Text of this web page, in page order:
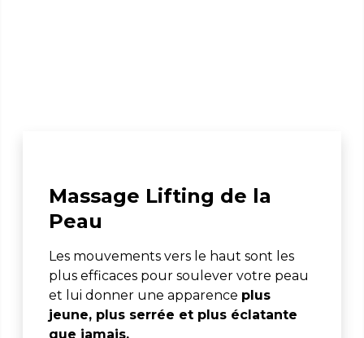
Massage Lifting de la
Peau
Les mouvements vers le haut sont les
plus efficaces pour soulever votre peau
et lui donner une apparence plus
jeune, plus serrée et plus éclatante
que jamais.